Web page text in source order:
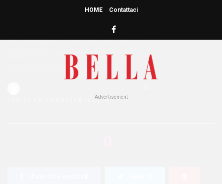
HOME Contattaci
- Advertisement -
La Maker Faire ha accolto il
patrimonio culturale
venezuelano in 3D
POSTED ON 20 NOVEMBRE 2018